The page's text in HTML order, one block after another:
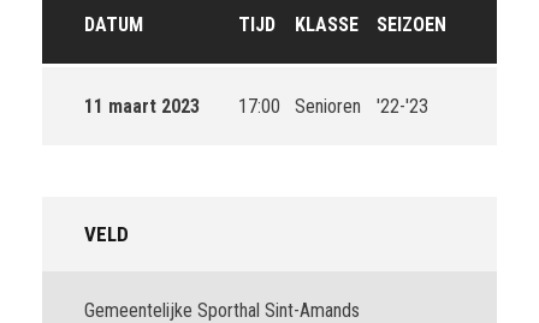
DATUM TIJD KLASSE SEIZOEN
11 maart 2023 17:00 Senioren '22-'23
VELD
Gemeentelijke Sporthal Sint-Amands